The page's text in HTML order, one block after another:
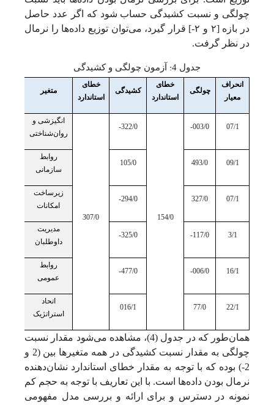
چولگی و نسبت کشیدگی حساب شود که اگر عدد حاصل
در بازه [۲ و ۲-] قرار گیرد، می‌توان توزیع داده‌ها را نرمال
در نظر گرفت.
جدول 4 : آزمون چولگی و کشیدگی
انحراف
معیار
چولگی
خطای
استاندارد
کشیدگی
خطای
استاندارد
متغیر
07/1
003/0-
154/0
322/0-
307/0
انگیزشی و
روان‌شناختی
09/1
493/0
105/0
روابط
سازمانی
07/1
327/0
294/0-
زیرساخت
امکانات
3/1
117/0-
325/0-
مدیریت
داوطلبان
16/1
006/0-
477/0-
روابط
عمومی
22/1
77/0
016/1
اتحاد
استراتژیک
همان‌طور که در جدول (4)، مشاهده می‌شود مقدار نسبت
چولگی به مقدار نسبت کشیدگی در همه متغیرها بین (2 و
2-) بوده که با توجه به مقدار خطای استاندارد نشان‌دهنده
نرمال بودن داده‌ها است. با این تعاریف با توجه به حجم کم
نمونه در دسترس و برای ارائه و بررسی مدل مفهومی